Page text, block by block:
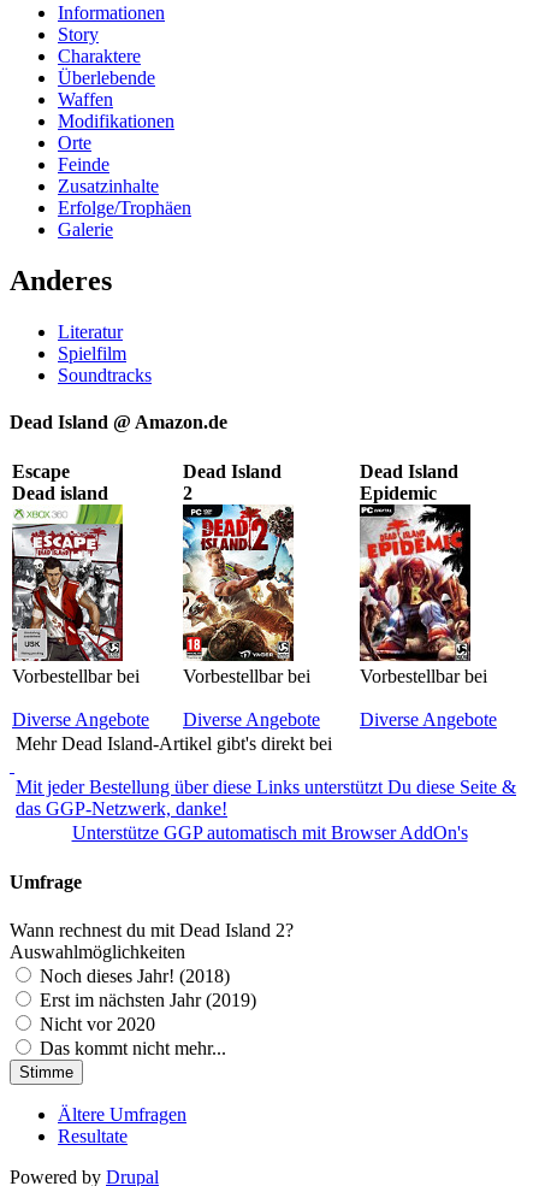
Informationen
Story
Charaktere
Überlebende
Waffen
Modifikationen
Orte
Feinde
Zusatzinhalte
Erfolge/Trophäen
Galerie
Anderes
Literatur
Spielfilm
Soundtracks
Dead Island @ Amazon.de
Escape
Dead island
Vorbestellbar bei
Diverse Angebote
Dead Island
2
Vorbestellbar bei
Diverse Angebote
Dead Island
Epidemic
Vorbestellbar bei
Diverse Angebote
Mehr Dead Island-Artikel gibt's direkt bei
Mit jeder Bestellung über diese Links unterstützt Du diese Seite &
das GGP-Netzwerk, danke!
Unterstütze GGP automatisch mit Browser AddOn's
Umfrage
Wann rechnest du mit Dead Island 2?
Auswahlmöglichkeiten
Noch dieses Jahr! (2018)
Erst im nächsten Jahr (2019)
Nicht vor 2020
Das kommt nicht mehr...
Ältere Umfragen
Resultate
Powered by Drupal